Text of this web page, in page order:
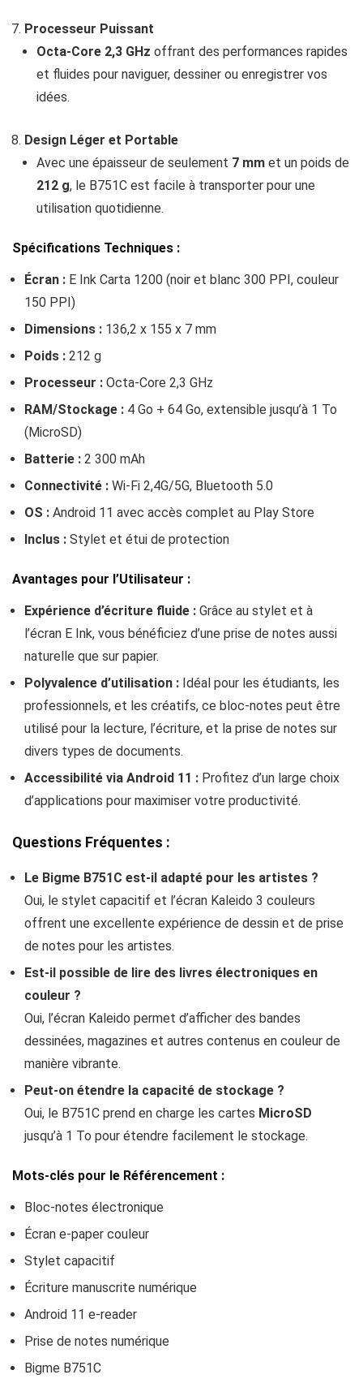
Processeur Puissant
Octa-Core 2,3 GHz offrant des performances rapides
et fluides pour naviguer, dessiner ou enregistrer vos
idées.
Design Léger et Portable
Avec une épaisseur de seulement 7 mm et un poids de
212 g, le B751C est facile à transporter pour une
utilisation quotidienne.
Spécifications Techniques :
Écran : E Ink Carta 1200 (noir et blanc 300 PPI, couleur
150 PPI)
Dimensions : 136,2 x 155 x 7 mm
Poids : 212 g
Processeur : Octa-Core 2,3 GHz
RAM/Stockage : 4 Go + 64 Go, extensible jusqu’à 1 To
(MicroSD)
Batterie : 2 300 mAh
Connectivité : Wi-Fi 2,4G/5G, Bluetooth 5.0
OS : Android 11 avec accès complet au Play Store
Inclus : Stylet et étui de protection
Avantages pour l’Utilisateur :
Expérience d’écriture fluide : Grâce au stylet et à
l’écran E Ink, vous bénéficiez d’une prise de notes aussi
naturelle que sur papier.
Polyvalence d’utilisation : Idéal pour les étudiants, les
professionnels, et les créatifs, ce bloc-notes peut être
utilisé pour la lecture, l’écriture, et la prise de notes sur
divers types de documents.
Accessibilité via Android 11 : Profitez d’un large choix
d’applications pour maximiser votre productivité.
Questions Fréquentes :
Le Bigme B751C est-il adapté pour les artistes ?
Oui, le stylet capacitif et l’écran Kaleido 3 couleurs
offrent une excellente expérience de dessin et de prise
de notes pour les artistes.
Est-il possible de lire des livres électroniques en
couleur ?
Oui, l’écran Kaleido permet d’afficher des bandes
dessinées, magazines et autres contenus en couleur de
manière vibrante.
Peut-on étendre la capacité de stockage ?
Oui, le B751C prend en charge les cartes MicroSD
jusqu’à 1 To pour étendre facilement le stockage.
Mots-clés pour le Référencement :
Bloc-notes électronique
Écran e-paper couleur
Stylet capacitif
Écriture manuscrite numérique
Android 11 e-reader
Prise de notes numérique
Bigme B751C